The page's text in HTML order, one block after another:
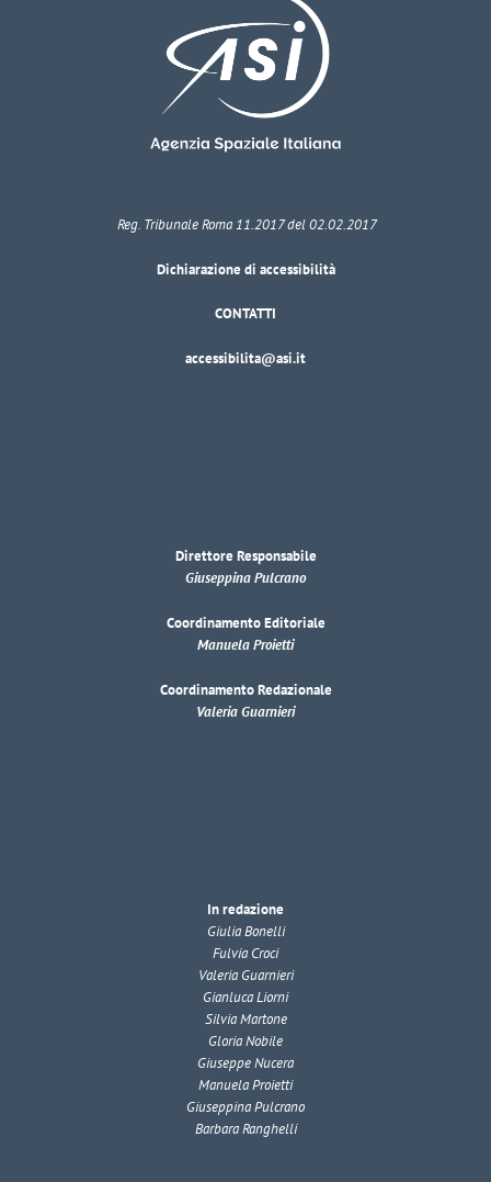
Reg. Tribunale Roma 11.2017 del 02.02.2017
Dichiarazione di accessibilità
CONTATTI
accessibilita@asi.it
Direttore Responsabile
Giuseppina Pulcrano
Coordinamento Editoriale
Manuela Proietti
Coordinamento Redazionale
Valeria Guarnieri
In redazione
Giulia Bonelli
Fulvia Croci
Valeria Guarnieri
Gianluca Liorni
Silvia Martone
Gloria Nobile
Giuseppe Nucera
Manuela Proietti
Giuseppina Pulcrano
Barbara Ranghelli